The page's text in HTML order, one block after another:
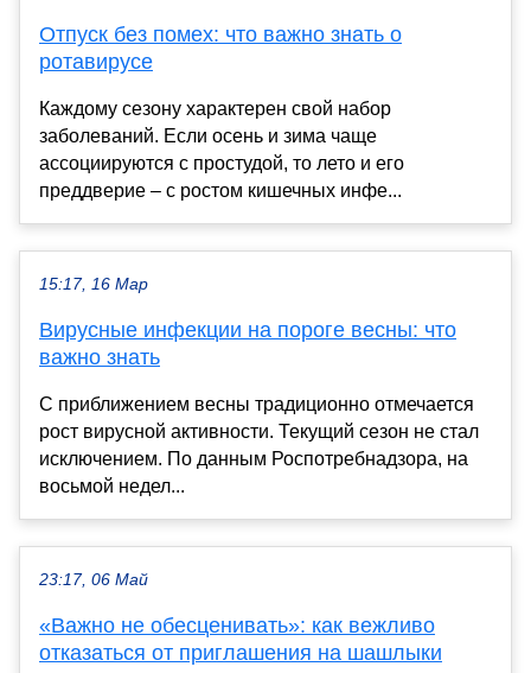
Отпуск без помех: что важно знать о
ротавирусе
Каждому сезону характерен свой набор
заболеваний. Если осень и зима чаще
ассоциируются с простудой, то лето и его
преддверие – с ростом кишечных инфе...
15:17, 16 Мар
Вирусные инфекции на пороге весны: что
важно знать
С приближением весны традиционно отмечается
рост вирусной активности. Текущий сезон не стал
исключением. По данным Роспотребнадзора, на
восьмой недел...
23:17, 06 Май
«Важно не обесценивать»: как вежливо
отказаться от приглашения на шашлыки